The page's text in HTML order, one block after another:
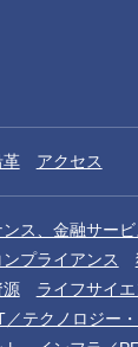
革 アクセス
ス、金融サービ
プライアンス
源 ライフサイ
／テクノロジー